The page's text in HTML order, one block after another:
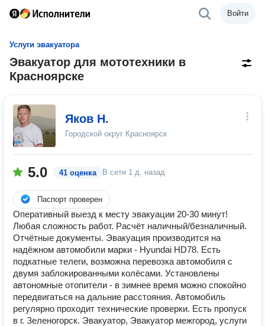
Войти
Услуги эвакуатора
Эвакуатор для мототехники в
Красноярске
Яков Н.
Городской округ Красноярск
5.0 41 оценка В сети 1 д. назад
Паспорт проверен
Оперативный выезд к месту эвакуации 20-30 минут!
Любая сложность работ. Расчёт наличный/безналичный.
Отчётные документы. Эвакуация производится на
надёжном автомобили марки - Hyundai HD78. Есть
подкатные телеги, возможна перевозка автомобиля с
двумя заблокированными колёсами. Установлены
автономные отопители - в зимнее время можно спокойно
передвигаться на дальние расстояния. Автомобиль
регулярно проходит технические проверки. Есть пропуск
в г. Зеленогорск. Эвакуатор, Эвакуатор межгород, услуги